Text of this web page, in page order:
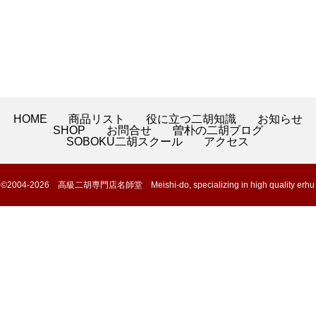
HOME 商品リスト 役に立つ二胡知識
お知らせ
SHOP
お問合せ
曽朴の二胡ブログ
SOBOKU二胡スクール
アクセス
©2004-2026 高級二胡専門店名師堂 Meishi-do, specializing in high quality erhu